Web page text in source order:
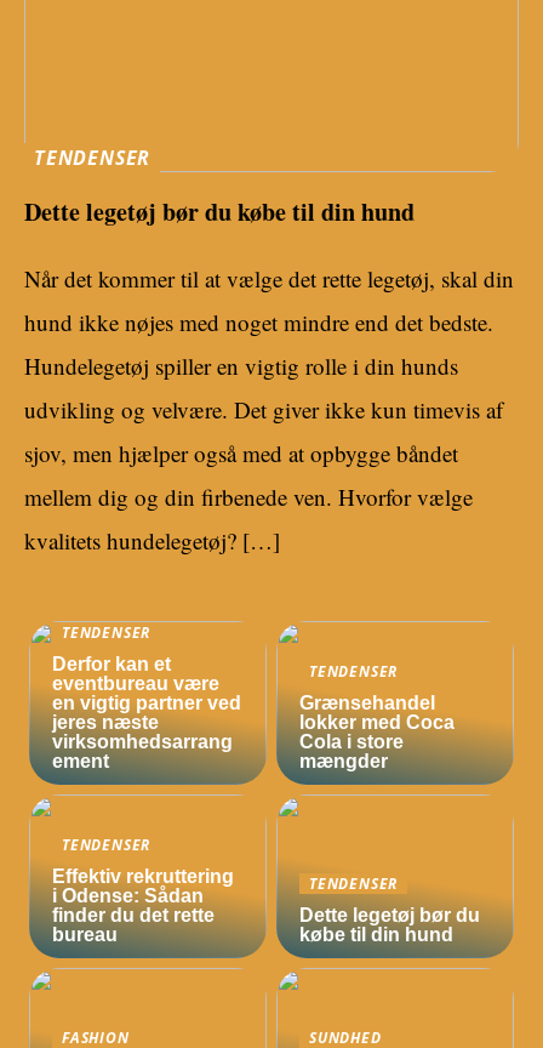
TENDENSER
Dette legetøj bør du købe til din hund
Når det kommer til at vælge det rette legetøj, skal din
hund ikke nøjes med noget mindre end det bedste.
Hundelegetøj spiller en vigtig rolle i din hunds
udvikling og velvære. Det giver ikke kun timevis af
sjov, men hjælper også med at opbygge båndet
mellem dig og din firbenede ven. Hvorfor vælge
kvalitets hundelegetøj? […]
TENDENSER
Derfor kan et
eventbureau være
en vigtig partner ved
jeres næste
virksomhedsarrang
ement
TENDENSER
Grænsehandel
lokker med Coca
Cola i store
mængder
TENDENSER
Effektiv rekruttering
i Odense: Sådan
finder du det rette
bureau
TENDENSER
Dette legetøj bør du
købe til din hund
FASHION SUNDHED